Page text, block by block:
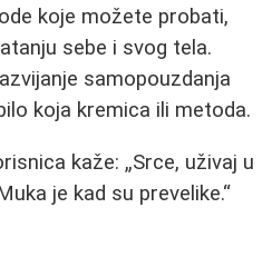
koje možete probati,
sebe i svog tela.
samopouzdanja
koja kremica ili metoda.
kaže:
Srce, uživaj u
je kad su prevelike.